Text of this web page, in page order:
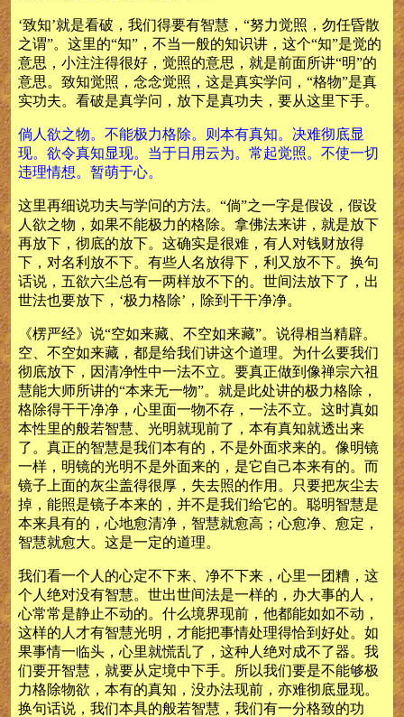
‘致知’就是看破，我们得要有智慧，“努力觉照，勿任昏散
之谓”。这里的“知”，不当一般的知识讲，这个“知”是觉的
意思，小注注得很好，觉照的意思，就是前面所讲“明”的
意思。致知觉照，念念觉照，这是真实学问，“格物”是真
实功夫。看破是真学问，放下是真功夫，要从这里下手。
倘人欲之物。不能极力格除。则本有真知。决难彻底显
现。欲令真知显现。当于日用云为。常起觉照。不使一切
违理情想。暂萌于心。
这里再细说功夫与学问的方法。“倘”之一字是假设，假设
人欲之物，如果不能极力的格除。拿佛法来讲，就是放下
再放下，彻底的放下。这确实是很难，有人对钱财放得
下，对名利放不下。有些人名放得下，利又放不下。换句
话说，五欲六尘总有一两样放不下的。世间法放下了，出
世法也要放下，‘极力格除’，除到干干净净。
《楞严经》说“空如来藏、不空如来藏”。说得相当精辟。
空、不空如来藏，都是给我们讲这个道理。为什么要我们
彻底放下，因清净性中一法不立。要真正做到像禅宗六祖
慧能大师所讲的“本来无一物”。就是此处讲的极力格除，
格除得干干净净，心里面一物不存，一法不立。这时真如
本性里的般若智慧、光明就现前了，本有真知就透出来
了。真正的智慧是我们本有的，不是外面求来的。像明镜
一样，明镜的光明不是外面来的，是它自己本来有的。而
镜子上面的灰尘盖得很厚，失去照的作用。只要把灰尘去
掉，能照是镜子本来的，并不是我们给它的。聪明智慧是
本来具有的，心地愈清净，智慧就愈高；心愈净、愈定，
智慧就愈大。这是一定的道理。
我们看一个人的心定不下来、净不下来，心里一团糟，这
个人绝对没有智慧。世出世间法是一样的，办大事的人，
心常常是静止不动的。什么境界现前，他都能如如不动，
这样的人才有智慧光明，才能把事情处理得恰到好处。如
果事情一临头，心里就慌乱了，这种人绝对成不了器。我
们要开智慧，就要从定境中下手。所以我们要是不能够极
力格除物欲，本有的真知，没办法现前，亦难彻底显现。
换句话说，我们本具的般若智慧，我们有一分格致的功